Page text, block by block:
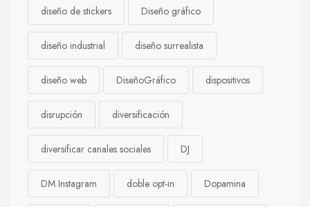
diseño de stickers Diseño gráfico
diseño industrial diseño surrealista
diseño web DiseñoGráfico dispositivos
disrupción diversificación
diversificar canales sociales DJ
DM Instagram doble opt-in Dopamina